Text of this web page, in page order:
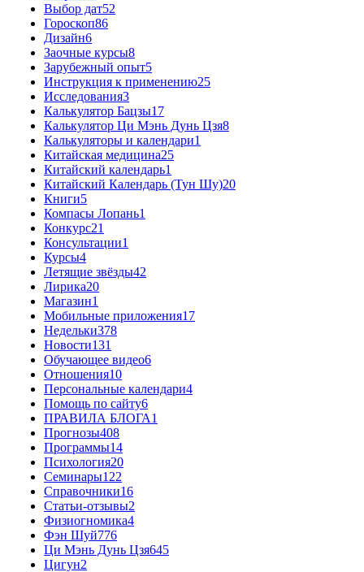
Выбор дат52
Гороскоп86
Дизайн6
Заочные курсы8
Зарубежный опыт5
Инструкция к применению25
Исследования3
Калькулятор Бацзы17
Калькулятор Ци Мэнь Дунь Цзя8
Калькуляторы и календари1
Китайская медицина25
Китайский календарь1
Китайский Календарь (Тун Шу)20
Книги5
Компасы Лопань1
Конкурс21
Консультации1
Курсы4
Летящие звёзды42
Лирика20
Магазин1
Мобильные приложения17
Недельки378
Новости131
Обучающее видео6
Отношения10
Персональные календари4
Помощь по сайту6
ПРАВИЛА БЛОГА1
Прогнозы408
Программы14
Психология20
Семинары122
Справочники16
Статьи-отзывы2
Физиогномика4
Фэн Шуй776
Ци Мэнь Дунь Цзя645
Цигун2